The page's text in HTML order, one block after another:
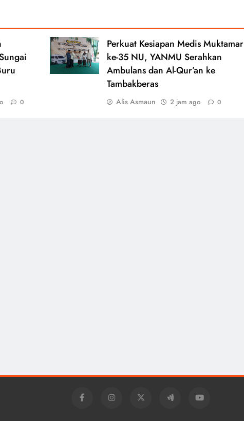
0
Perkuat Kesiapan Medis Muktamar
ke-35 NU, YANMU Serahkan
Ambulans dan Al-Qur’an ke
Tambakberas
Alis Asmaun 2 jam ago 0